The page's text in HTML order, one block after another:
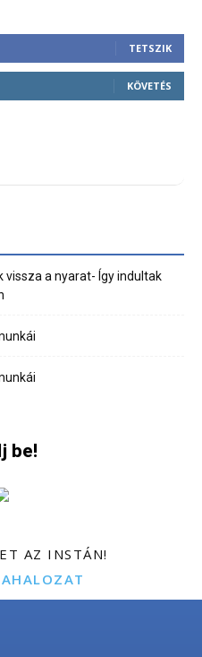
TETSZIK
KÖVETÉS
a nyarat- Így indultak
be!
AZ INSTÁN!